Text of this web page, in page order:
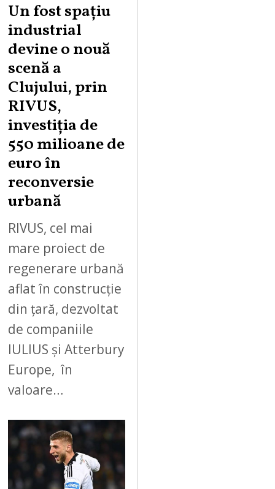
Un fost spațiu
industrial
devine o nouă
scenă a
Clujului, prin
RIVUS,
investiția de
550 milioane de
euro în
reconversie
urbană
RIVUS, cel mai
mare proiect de
regenerare urbană
aflat în construcție
din țară, dezvoltat
de companiile
IULIUS și Atterbury
Europe, în
valoare…